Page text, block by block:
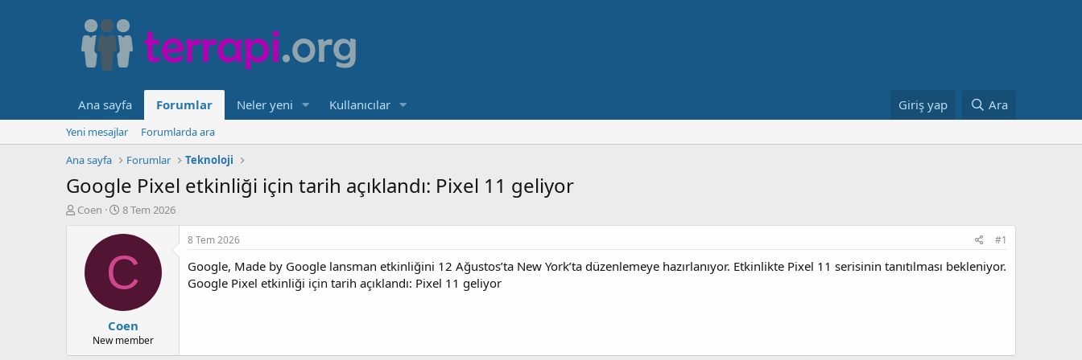
Ana sayfa Forumlar Neler yeni Kullanıcılar Giriş yap Ara
Yeni mesajlar
Forumlarda ara
Ana sayfa
Forumlar Teknoloji
Google Pixel etkinliği için tarih açıklandı: Pixel 11 geliyor
K
l
Coen
B
ş
l
ı
ç
t
a
8 Tem 2026
C
Coen
New member
8 Tem 2026 #1
Google, Made by Google lansman etkinliğini 12 Ağustos’ta New York’ta düzenlemeye hazırlanıyor. Etkinlikte Pixel 11 serisinin tanıtılması bekleniyor.
Google Pixel etkinliği için tarih açıklandı: Pixel 11 geliyor